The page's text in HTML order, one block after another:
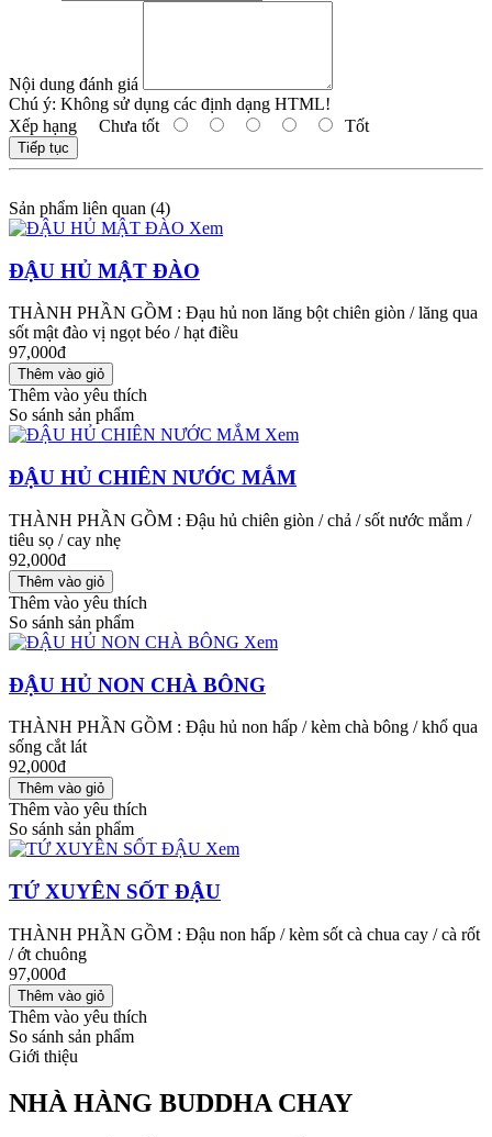
Nội dung đánh giá
Chú ý: Không sử dụng các định dạng HTML!
Xếp hạng Chưa tốt Tốt
Tiếp tục
Sản phẩm liên quan (4)
Xem
ĐẬU HỦ MẬT ĐÀO
THÀNH PHẦN GỒM : Đạu hủ non lăng bột chiên giòn / lăng qua
sốt mật đào vị ngọt béo / hạt điều
97,000đ
Thêm vào yêu thích
So sánh sản phẩm
Xem
ĐẬU HỦ CHIÊN NƯỚC MẮM
THÀNH PHẦN GỒM : Đậu hủ chiên giòn / chả / sốt nước mắm /
tiêu sọ / cay nhẹ
92,000đ
Thêm vào yêu thích
So sánh sản phẩm
Xem
ĐẬU HỦ NON CHÀ BÔNG
THÀNH PHẦN GỒM : Đậu hủ non hấp / kèm chà bông / khổ qua
sống cắt lát
92,000đ
Thêm vào yêu thích
So sánh sản phẩm
Xem
TỨ XUYÊN SỐT ĐẬU
THÀNH PHẦN GỒM : Đậu non hấp / kèm sốt cà chua cay / cà rốt
/ ớt chuông
97,000đ
Thêm vào yêu thích
So sánh sản phẩm
Giới thiệu
NHÀ HÀNG BUDDHA CHAY